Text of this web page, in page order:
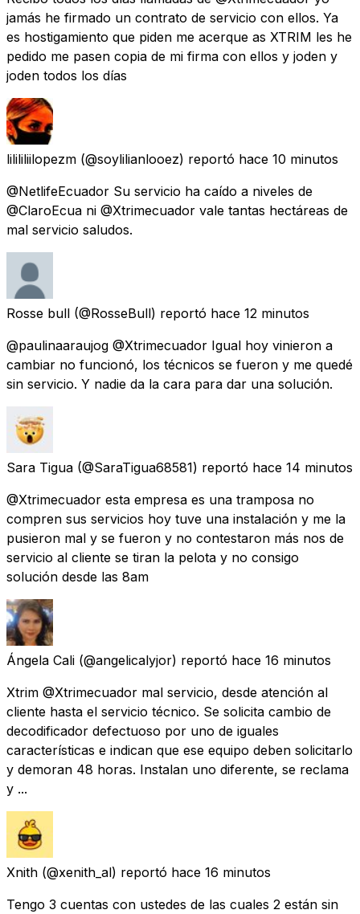
jamás he firmado un contrato de servicio con ellos. Ya
es hostigamiento que piden me acerque as XTRIM les he
pedido me pasen copia de mi firma con ellos y joden y
joden todos los días
lilililiilopezm (@soylilianlooez) reportó hace 10 minutos
@NetlifeEcuador Su servicio ha caído a niveles de
@ClaroEcua ni @Xtrimecuador vale tantas hectáreas de
mal servicio saludos.
Rosse bull (@RosseBull) reportó hace 12 minutos
@paulinaaraujog @Xtrimecuador Igual hoy vinieron a
cambiar no funcionó, los técnicos se fueron y me quedé
sin servicio. Y nadie da la cara para dar una solución.
Sara Tigua (@SaraTigua68581) reportó hace 14 minutos
@Xtrimecuador esta empresa es una tramposa no
compren sus servicios hoy tuve una instalación y me la
pusieron mal y se fueron y no contestaron más nos de
servicio al cliente se tiran la pelota y no consigo
solución desde las 8am
Ángela Cali (@angelicalyjor) reportó hace 16 minutos
Xtrim @Xtrimecuador mal servicio, desde atención al
cliente hasta el servicio técnico. Se solicita cambio de
decodificador defectuoso por uno de iguales
características e indican que ese equipo deben solicitarlo
y demoran 48 horas. Instalan uno diferente, se reclama
y ...
Xnith (@xenith_al) reportó hace 16 minutos
Tengo 3 cuentas con ustedes de las cuales 2 están sin